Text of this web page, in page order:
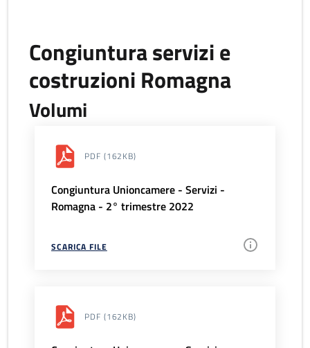
Congiuntura servizi e
costruzioni Romagna
Volumi
PDF (162KB)
Congiuntura Unioncamere - Servizi -
Romagna - 2° trimestre 2022
SCARICA FILE
PDF (162KB)